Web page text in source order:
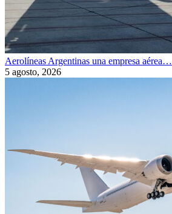
Aerolíneas Argentinas una empresa aérea…
5 agosto, 2026